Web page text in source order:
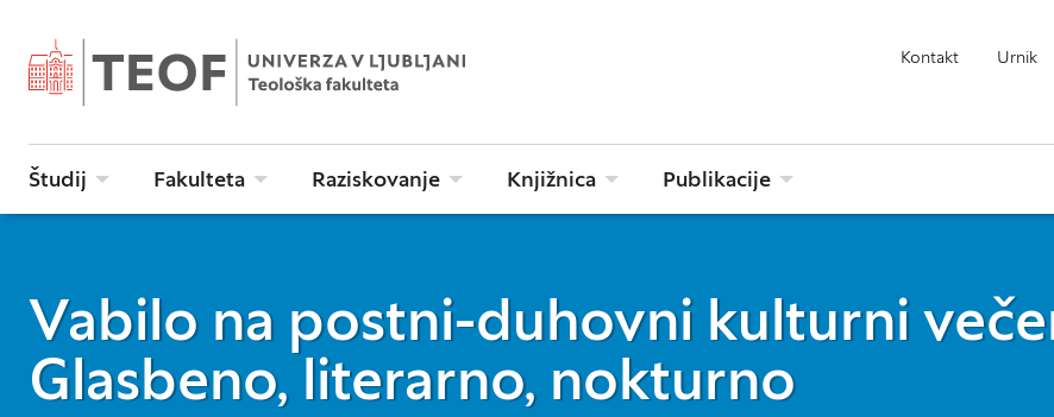
Kontakt Urnik
Študij Fakulteta Raziskovanje Knjižnica Publikacije
Vabilo na postni-duhovni kulturni
Glasbeno, literarno, nokturno